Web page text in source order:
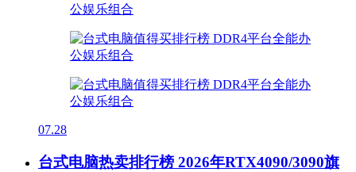
07.28
台式电脑热卖排行榜 2026年RTX4090/3090旗